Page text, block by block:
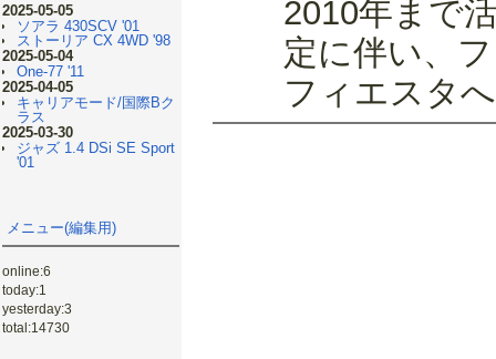
2025-05-05
ソアラ 430SCV '01
ストーリア CX 4WD '98
2025-05-04
One-77 '11
2025-04-05
キャリアモード/国際Bク
ラス
2025-03-30
ジャズ 1.4 DSi SE Sport
'01
メニュー(編集用)
online:6
today:1
yesterday:3
total:14730
2010年まで
定に伴い、
フィエスタ